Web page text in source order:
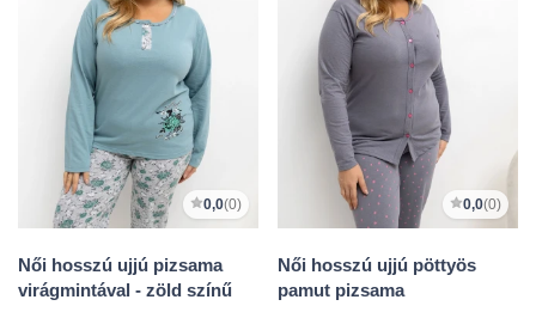
0,0(0)
Női hosszú ujjú pizsama
virágmintával - zöld színű
0,0(0)
Női hosszú ujjú pöttyös
pamut pizsama